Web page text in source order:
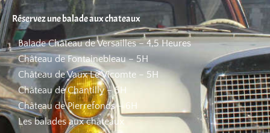
Réservez une balade aux chateaux
Balade Château de Versailles – 4,5 Heures
Château de Fontainebleau – 5H
Château de Vaux Le Vicomte – 5H
Château de Chantilly – 5H
Château de Pierrefonds – 6H
Les balades aux châteaux